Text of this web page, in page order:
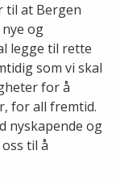
til at Bergen
og
legge til rette
som vi skal
for å
for all fremtid.
nyskapende og
til å